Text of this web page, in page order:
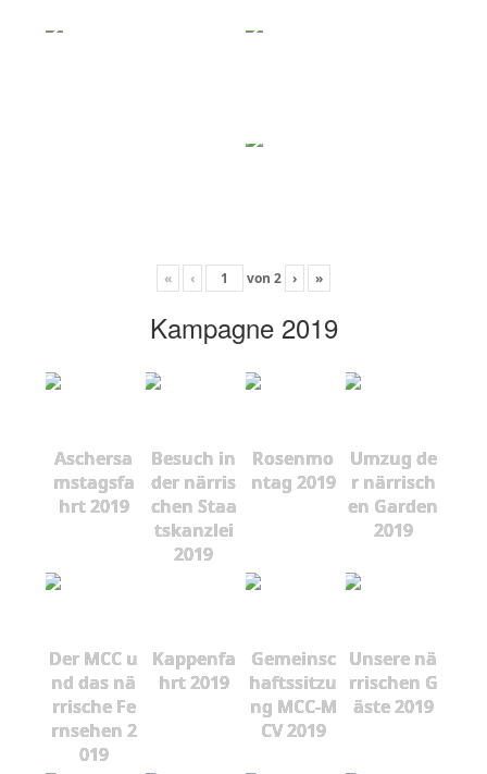
« ‹ von 2 › »
Kampagne 2019
Aschersa
mstagsfa
hrt 2019
Besuch in
der närris
chen Staa
tskanzlei
2019
Rosenmo
ntag 2019
Umzug de
r närrisch
en Garden
2019
Der MCC u
nd das nä
rrische Fe
rnsehen 2
019
Kappenfa
hrt 2019
Gemeinsc
haftssitzu
ng MCC-M
CV 2019
Unsere nä
rrischen G
äste 2019